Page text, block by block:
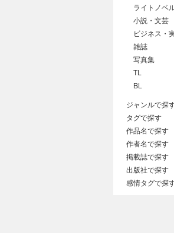
ライトノベ
小説・文芸
ビジネス・
雑誌
写真集
TL
BL
ジャンルで探
タグで探す
作品名で探す
作者名で探す
掲載誌で探す
出版社で探す
感情タグで探